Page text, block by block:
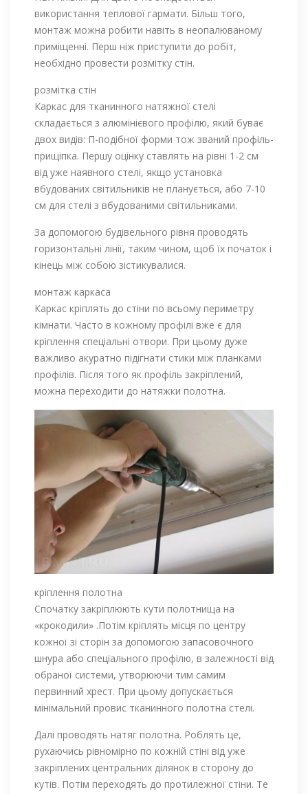
використання теплової гармати. Більш того,
монтаж можна робити навіть в неопалюваному
приміщенні. Перш ніж приступити до робіт,
необхідно провести розмітку стін.
розмітка стін
Каркас для тканинного натяжної стелі
складається з алюмінієвого профілю, який буває
двох видів: П-подібної форми тож званий профіль-
прищіпка. Першу оцінку ставлять на рівні 1-2 см
від уже наявного стелі, якщо установка
вбудованих світильників не планується, або 7-10
см для стелі з вбудованими світильниками.
За допомогою будівельного рівня проводять
горизонтальні лінії, таким чином, щоб їх початок і
кінець між собою зістикувалися.
монтаж каркаса
Каркас кріплять до стіни по всьому периметру
кімнати. Часто в кожному профілі вже є для
кріплення спеціальні отвори. При цьому дуже
важливо акуратно підігнати стики між планками
профілів. Після того як профіль закріплений,
можна переходити до натяжки полотна.
кріплення полотна
Спочатку закріплюють кути полотнища на
«крокодили» .Потім кріплять місця по центру
кожної зі сторін за допомогою запасовочного
шнура або спеціального профілю, в залежності від
обраної системи, утворюючи тим самим
первинний хрест. При цьому допускається
мінімальний провис тканинного полотна стелі.
Далі проводять натяг полотна. Роблять це,
рухаючись рівномірно по кожній стіні від уже
закріплених центральних ділянок в сторону до
кутів. Потім переходять до протилежної стіни. Те